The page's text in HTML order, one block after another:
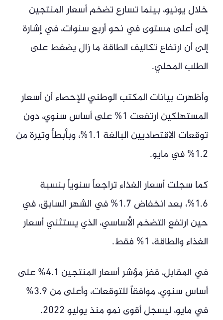
خلال يونيو، بينما تسارع تضخم أسعار المنتجين
إلى أعلى مستوى في نحو أربع سنوات، في إشارة
إلى أن ارتفاع تكاليف الطاقة ما زال يضغط على
الطلب المحلي.
وأظهرت بيانات المكتب الوطني للإحصاء أن أسعار
المستهلكين ارتفعت 1% على أساس سنوي، دون
توقعات الاقتصاديين البالغة 1.1%، وبأبطأ وتيرة من
1.2% في مايو.
كما سجلت أسعار الغذاء تراجعاً سنوياً بنسبة
1.6%، بعد انخفاض 1.7% في الشهر السابق، في
حين ارتفع التضخم الأساسي، الذي يستثني أسعار
الغذاء والطاقة، 1% فقط.
في المقابل، قفز مؤشر أسعار المنتجين 4.1% على
أساس سنوي، موافقاً للتوقعات، وأعلى من 3.9%
في مايو، ليسجل أقوى نمو منذ يوليو 2022.